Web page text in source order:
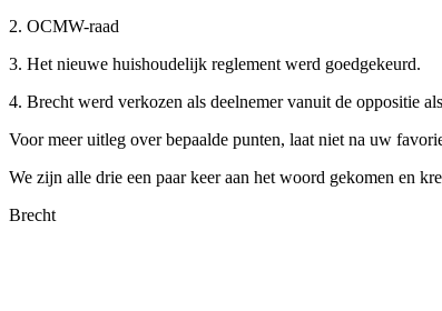
2. OCMW-raad
3. Het nieuwe huishoudelijk reglement werd goedgekeurd.
4. Brecht werd verkozen als deelnemer vanuit de oppositie
Voor meer uitleg over bepaalde punten, laat niet na uw
We zijn alle drie een paar keer aan het woord gekomen en
Brecht